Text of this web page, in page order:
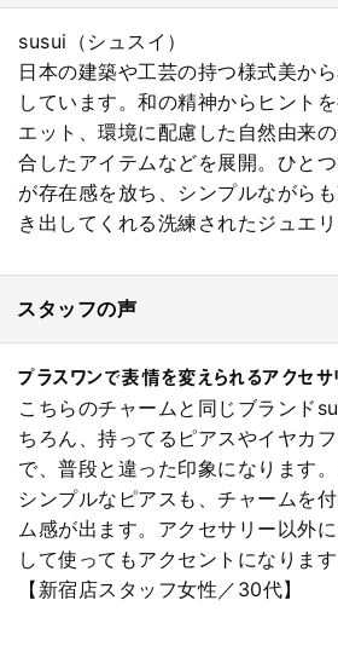
susui（シュスイ）
日本の建築や工芸の持つ様式美か
しています。和の精神からヒント
エット、環境に配慮した自然由来
合したアイテムなどを展開。ひと
が存在感を放ち、シンプルながら
き出してくれる洗練されたジュエリ
スタッフの声
プラスワンで表情を変えられるアクセサ
こちらのチャームと同じブランド
ちろん、持ってるピアスやイヤカ
で、普段と違った印象になります
シンプルなピアスも、チャームを
ム感が出ます。アクセサリー以外
して使ってもアクセントになります
【新宿店スタッフ女性／30代】